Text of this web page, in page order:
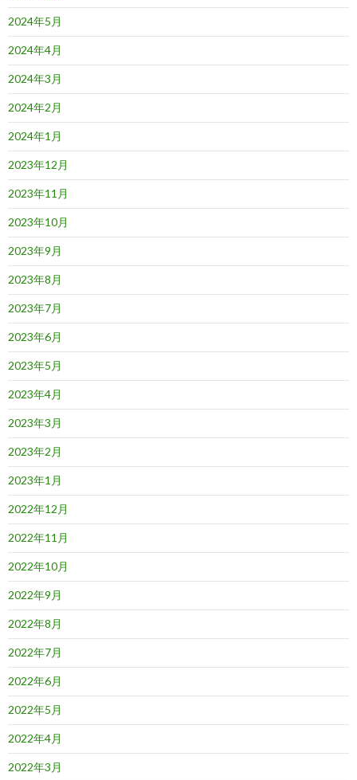
2024年5月
2024年4月
2024年3月
2024年2月
2024年1月
2023年12月
2023年11月
2023年10月
2023年9月
2023年8月
2023年7月
2023年6月
2023年5月
2023年4月
2023年3月
2023年2月
2023年1月
2022年12月
2022年11月
2022年10月
2022年9月
2022年8月
2022年7月
2022年6月
2022年5月
2022年4月
2022年3月